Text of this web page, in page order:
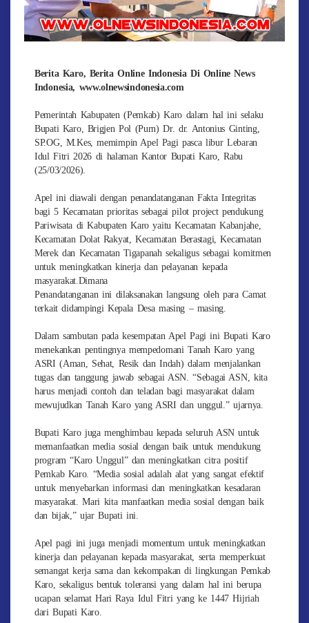
Berita Karo, Berita Online Indonesia Di Online News
Indonesia, www.olnewsindonesia.com
Pemerintah Kabupaten (Pemkab) Karo dalam hal ini selaku
Bupati Karo, Brigjen Pol (Purn) Dr. dr. Antonius Ginting,
SP.OG, M.Kes, memimpin Apel Pagi pasca libur Lebaran
Idul Fitri 2026 di halaman Kantor Bupati Karo, Rabu
(25/03/2026).
Apel ini diawali dengan penandatanganan Fakta Integritas
bagi 5 Kecamatan prioritas sebagai pilot project pendukung
Pariwisata di Kabupaten Karo yaitu Kecamatan Kabanjahe,
Kecamatan Dolat Rakyat, Kecamatan Berastagi, Kecamatan
Merek dan Kecamatan Tigapanah sekaligus sebagai komitmen
untuk meningkatkan kinerja dan pelayanan kepada
masyarakat.Dimana
Penandatanganan ini dilaksanakan langsung oleh para Camat
terkait didampingi Kepala Desa masing – masing.
Dalam sambutan pada kesempatan Apel Pagi ini Bupati Karo
menekankan pentingnya mempedomani Tanah Karo yang
ASRI (Aman, Sehat, Resik dan Indah) dalam menjalankan
tugas dan tanggung jawab sebagai ASN. “Sebagai ASN, kita
harus menjadi contoh dan teladan bagi masyarakat dalam
mewujudkan Tanah Karo yang ASRI dan unggul.” ujarnya.
Bupati Karo juga menghimbau kepada seluruh ASN untuk
memanfaatkan media sosial dengan baik untuk mendukung
program “Karo Unggul” dan meningkatkan citra positif
Pemkab Karo. “Media sosial adalah alat yang sangat efektif
untuk menyebarkan informasi dan meningkatkan kesadaran
masyarakat. Mari kita manfaatkan media sosial dengan baik
dan bijak,” ujar Bupati ini.
Apel pagi ini juga menjadi momentum untuk meningkatkan
kinerja dan pelayanan kepada masyarakat, serta memperkuat
semangat kerja sama dan kekompakan di lingkungan Pemkab
Karo, sekaligus bentuk toleransi yang dalam hal ini berupa
ucapan selamat Hari Raya Idul Fitri yang ke 1447 Hijriah
dari Bupati Karo.